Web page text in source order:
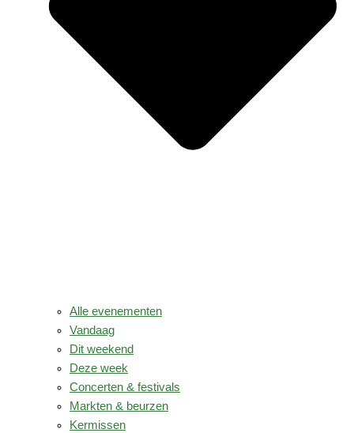
Alle evenementen
Vandaag
Dit weekend
Deze week
Concerten & festivals
Markten & beurzen
Kermissen